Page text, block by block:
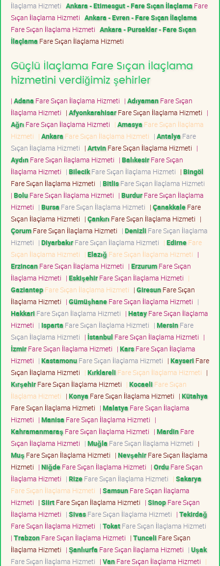
İlaçlama Hizmeti Ankara - Etimesgut - Fare Sıçan İlaçlama Fare
Sıçan İlaçlama Hizmeti Ankara - Evren - Fare Sıçan İlaçlama
Fare Sıçan İlaçlama Hizmeti Ankara - Pursaklar - Fare Sıçan
İlaçlama Fare Sıçan İlaçlama Hizmeti
Güçlü İlaçlama Fare Sıçan İlaçlama
hizmetini verdiğimiz şehirler
| Adana Fare Sıçan İlaçlama Hizmeti | AdıyamanFare Sıçan
İlaçlama Hizmeti | AfyonkarahisarFare Sıçan İlaçlama Hizmeti |
Ağrı Fare Sıçan İlaçlama Hizmeti | Amasya Fare Sıçan İlaçlama
Hizmeti | Ankara Fare Sıçan İlaçlama Hizmeti | Antalya Fare
Sıçan İlaçlama Hizmeti | ArtvinFare Sıçan İlaçlama Hizmeti |
AydınFare Sıçan İlaçlama Hizmeti | BalıkesirFare Sıçan
İlaçlama Hizmeti | BilecikFare Sıçan İlaçlama Hizmeti | Bingöl
Fare Sıçan İlaçlama Hizmeti | BitlisFare Sıçan İlaçlama Hizmeti
| BoluFare Sıçan İlaçlama Hizmeti | BurdurFare Sıçan İlaçlama
Hizmeti | Bursa Fare Sıçan İlaçlama Hizmeti | ÇanakkaleFare
Sıçan İlaçlama Hizmeti | Çankırı Fare Sıçan İlaçlama Hizmeti |
ÇorumFare Sıçan İlaçlama Hizmeti | Denizli Fare Sıçan İlaçlama
Hizmeti | DiyarbakırFare Sıçan İlaçlama Hizmeti | EdirneFare
Sıçan İlaçlama Hizmeti | Elazığ Fare Sıçan İlaçlama Hizmeti |
ErzincanFare Sıçan İlaçlama Hizmeti | ErzurumFare Sıçan
İlaçlama Hizmeti | EskişehirFare Sıçan İlaçlama Hizmeti |
GaziantepFare Sıçan İlaçlama Hizmeti | GiresunFare Sıçan
İlaçlama Hizmeti | GümüşhaneFare Sıçan İlaçlama Hizmeti |
Hakkari Fare Sıçan İlaçlama Hizmeti | HatayFare Sıçan İlaçlama
Hizmeti | Isparta Fare Sıçan İlaçlama Hizmeti | MersinFare
Sıçan İlaçlama Hizmeti | İstanbul Fare Sıçan İlaçlama Hizmeti |
İzmirFare Sıçan İlaçlama Hizmeti | KarsFare Sıçan İlaçlama
Hizmeti | KastamonuFare Sıçan İlaçlama Hizmeti | Kayseri Fare
Sıçan İlaçlama Hizmeti | Kırklareli Fare Sıçan İlaçlama Hizmeti |
KırşehirFare Sıçan İlaçlama Hizmeti | Kocaeli Fare Sıçan
İlaçlama Hizmeti | Konya Fare Sıçan İlaçlama Hizmeti | Kütahya
Fare Sıçan İlaçlama Hizmeti | Malatya Fare Sıçan İlaçlama
Hizmeti | Manisa Fare Sıçan İlaçlama Hizmeti |
Kahramanmaraş Fare Sıçan İlaçlama Hizmeti | MardinFare
Sıçan İlaçlama Hizmeti | Muğla Fare Sıçan İlaçlama Hizmeti |
Muş Fare Sıçan İlaçlama Hizmeti | NevşehirFare Sıçan İlaçlama
Hizmeti | NiğdeFare Sıçan İlaçlama Hizmeti | OrduFare Sıçan
İlaçlama Hizmeti | RizeFare Sıçan İlaçlama Hizmeti | Sakarya
Fare Sıçan İlaçlama Hizmeti | SamsunFare Sıçan İlaçlama
Hizmeti | SiirtFare Sıçan İlaçlama Hizmeti | SinopFare Sıçan
İlaçlama Hizmeti | SivasFare Sıçan İlaçlama Hizmeti | Tekirdağ
Fare Sıçan İlaçlama Hizmeti | TokatFare Sıçan İlaçlama Hizmeti
| TrabzonFare Sıçan İlaçlama Hizmeti | Tunceli Fare Sıçan
İlaçlama Hizmeti | Şanlıurfa Fare Sıçan İlaçlama Hizmeti | Uşak
Fare Sıçan İlaçlama Hizmeti | VanFare Sıçan İlaçlama Hizmeti |